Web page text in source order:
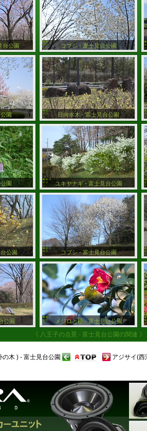
台公園 コブシ - 富士見台公園
園 日向水木 - 富士見台公園
園 ユキヤナギ - 富士見台公園
公園 コブシ - 富士見台公園
公園 メジロと椿 - 富士見台公園
《 八王子の点景 - 富士見台公園の関連 》
の木 ) - 富士見台公園 アジサイ(西